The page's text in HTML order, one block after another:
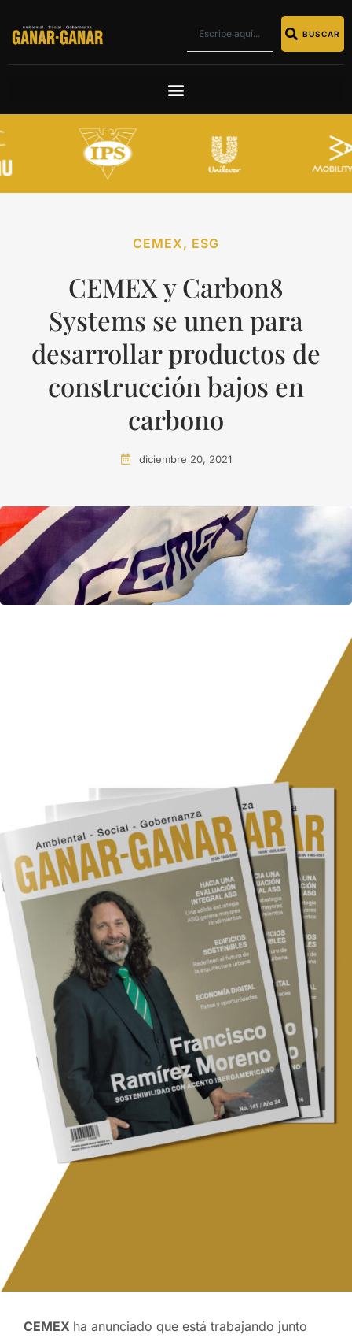
BUSCAR
CEMEX, ESG
CEMEX y Carbon8
Systems se unen para
desarrollar productos de
construcción bajos en
carbono
diciembre 20, 2021
CEMEX ha anunciado que está trabajando junto